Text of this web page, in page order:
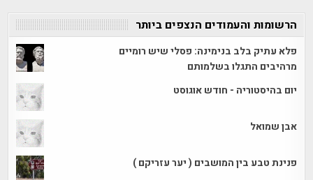
הרשומות והעמודים הנצפים ביותר
פלא עתיק בלב בנימינה: פסלי שיש רומיים
מרהיבים התגלו בשלמותם
יום בהיסטוריה - חודש אוגוסט
אבן שמואל
פנינת טבע בין המושבים ( יער עזריקם )